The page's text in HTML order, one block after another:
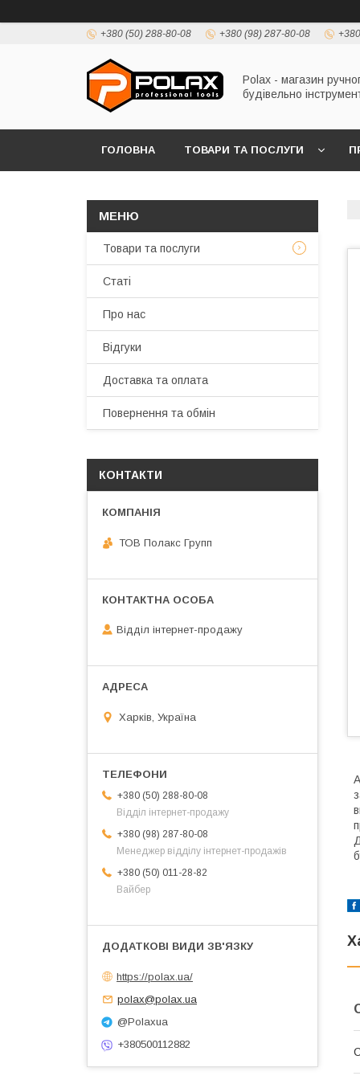
+380 (50) 288-80-08 +380 (98) 287-80-08
Polax - магазин
будівельно
ГОЛОВНА ТОВАРИ ТА ПОСЛУГИ
Товари та послуги
Статі
Про нас
Відгуки
Доставка та оплата
Повернення та обмін
КОНТАКТИ
ТОВ Полакс Групп
Відділ інтернет-продажу
Харків, Україна
+380 (50) 288-80-08
Відділ інтернет-продажу
+380 (98) 287-80-08
Менеджер відділу інтернет-продажів
+380 (50) 011-28-82
Вайбер
https://polax.ua/
polax@polax.ua
@Polaxua
+380500112882